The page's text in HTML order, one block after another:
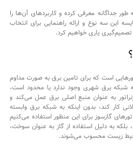
طور جداگانه معرفی کرده و کاربردهای آن‌ها را
این سه نوع و ارائه راهنمایی برای انتخاب
یاری خواهیم کرد.
است که برای تامین برق به صورت مداوم
شبکه برق شهری وجود ندارد یا محدود است،
به عنوان منبع اصلی برق عمل می‌کند و
کار کند، بدون اینکه به شبکه برق وابسته
گازسوز برای این منظور استفاده می‌کنیم
بلکه به دلیل استفاده از گاز به عنوان سوخت،
محیط زیست محسوب می‌شوند.